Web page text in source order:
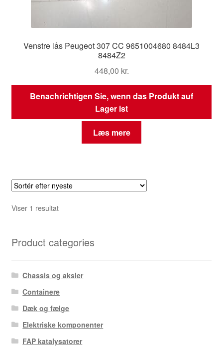
Vilkår og betingelser
Venstre lås Peugeot 307 CC 9651004680 8484L3
8484Z2
448,00 kr.
Benachrichtigen Sie, wenn das Produkt auf
Lager ist
Læs mere
Viser 1 resultat
Product categories
Chassis og aksler
Containere
Dæk og fælge
Elektriske komponenter
FAP katalysatorer